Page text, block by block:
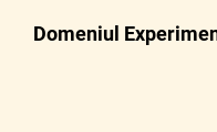
Domeniul